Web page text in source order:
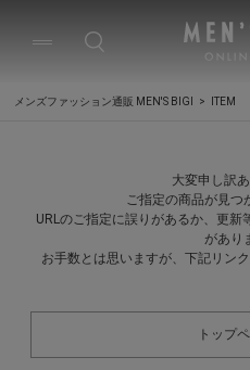
メンズファッション通販 MEN'S BIGI ITEM
大変申し訳あ
ご指定の商品が見つ
URLのご指定に誤りがあるか、更
があり
お手数とは思いますが、下記リン
トップ